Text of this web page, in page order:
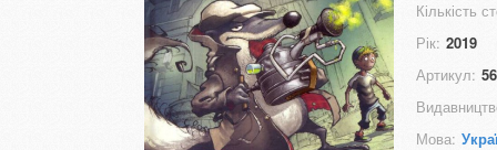
Кількість
Рік: 2019
Артикул:
Мова: